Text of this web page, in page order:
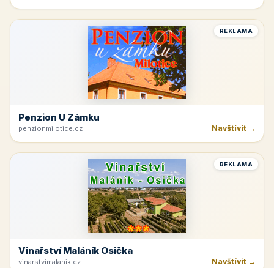
REKLAMA
Penzion U Zámku
penzionmilotice.cz Navštívit →
REKLAMA
Vinařství Maláník Osička
vinarstvimalanik.cz Navštívit →